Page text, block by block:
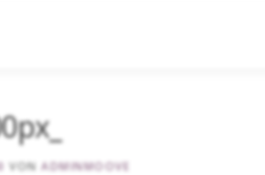
VON ADMINMOOVE